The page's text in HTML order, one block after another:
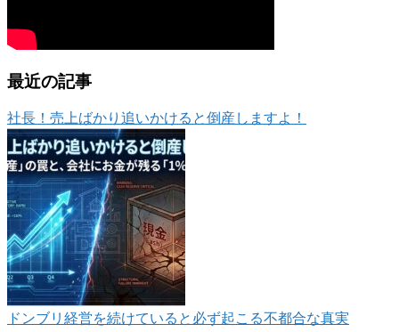
最近の記事
社長！売上ばかり追いかけると倒産しますよ！
ドンブリ経営を続けていると必ず起こる不都合な真実